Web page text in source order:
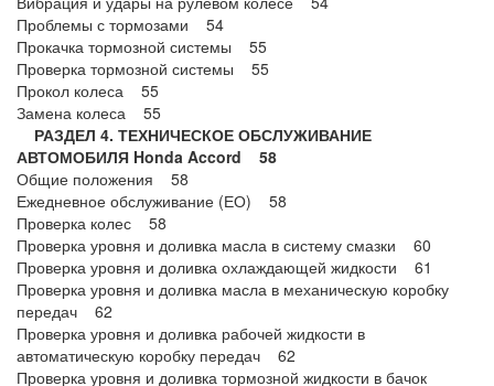
Проблемы с тормозами 54
Прокачка тормозной системы 55
Проверка тормозной системы 55
Прокол колеса 55
Замена колеса 55
РАЗДЕЛ 4. ТЕХНИЧЕСКОЕ ОБСЛУЖИВАНИЕ
АВТОМОБИЛЯ Honda Accord 58
Общие положения 58
Ежедневное обслуживание (ЕО) 58
Проверка колес 58
Проверка уровня и доливка масла в систему смазки 60
Проверка уровня и доливка охлаждающей жидкости 61
Проверка уровня и доливка масла в механическую коробку
передач 62
Проверка уровня и доливка рабочей жидкости в
автоматическую коробку передач 62
Проверка уровня и доливка тормозной жидкости в бачок